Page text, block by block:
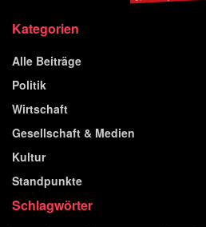
Kategorien
Alle Beiträge
Politik
Wirtschaft
Gesellschaft & Medien
Kultur
Standpunkte
Schlagwörter